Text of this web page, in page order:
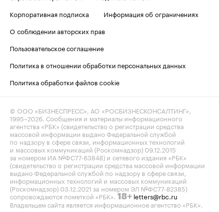
Корпоративная подписка
Информация об ограничениях
О соблюдении авторских прав
Пользовательское соглашение
Политика в отношении обработки персональных данных
Политика обработки файлов cookie
© ООО «БИЗНЕСПРЕСС», АО «РОСБИЗНЕСКОНСАЛТИНГ»,
1995–2026. Сообщения и материалы информационного
агентства «РБК» (свидетельство о регистрации средства
массовой информации выдано Федеральной службой
по надзору в сфере связи, информационных технологий
и массовых коммуникаций (Роскомнадзор) 09.12.2015
за номером ИА №ФС77-63848) и сетевого издания «РБК»
(свидетельство о регистрации средства массовой информации
выдано Федеральной службой по надзору в сфере связи,
информационных технологий и массовых коммуникаций
(Роскомнадзор) 03.12.2021 за номером ЭЛ №ФС77-82385)
сопровождаются пометкой «РБК». 18+ letters@rbc.ru
Владельцем сайта является информационное агентство «РБК».